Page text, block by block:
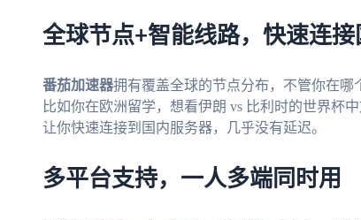
全球节点+智能线路，快速连接
番茄加速器拥有覆盖全球的节点分布，不管你在哪
比如你在欧洲留学，想看伊朗 vs 比利时的世界杯
让你快速连接到国内服务器，几乎没有延迟。
多平台支持，一人多端同时用